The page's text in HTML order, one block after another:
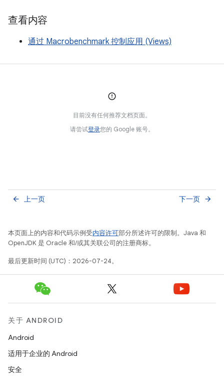
查看内容
通过 Macrobenchmark 控制应用 (Views)
目前没有任何推荐文档页面。
请尝试登录您的 Google 账号。
上一页
arrow_back 下一页 arrow_forward
本页面上的内容和代码示例受内容许可部分所述许可的限制。Java 和
OpenJDK 是 Oracle 和/或其关联公司的注册商标。
最后更新时间 (UTC)：2026-07-24。
关于 ANDROID
Android
适用于企业的 Android
安全